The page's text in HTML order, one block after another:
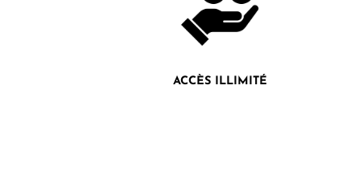
ACCÈS ILLIMITÉ